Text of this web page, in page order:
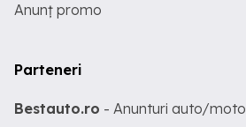
Anunț promo
Parteneri
Bestauto.ro - Anunturi auto/moto